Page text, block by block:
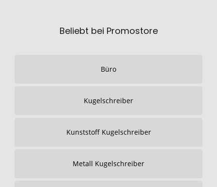
Beliebt bei Promostore
Büro
Kugelschreiber
Kunststoff Kugelschreiber
Metall Kugelschreiber